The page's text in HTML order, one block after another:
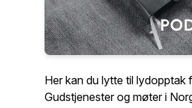
Her kan du lytte til lydopptak
Gudstjenester og møter i